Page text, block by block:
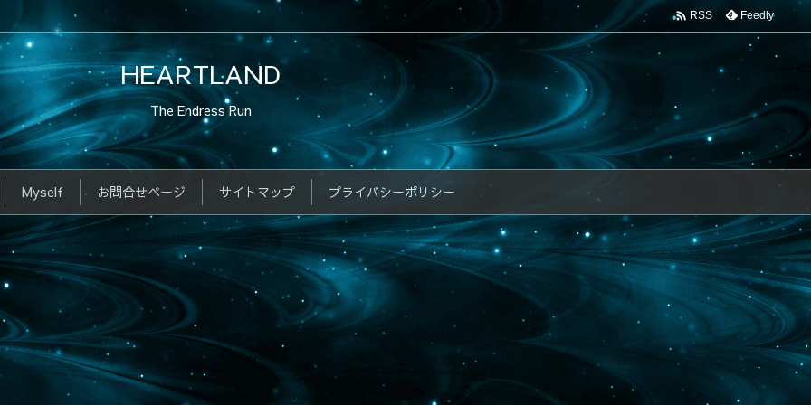
HEARTLAND
The Endress Run
Myself お問合せページ サイトマップ プライバシーポリシー
 RSS Feedly